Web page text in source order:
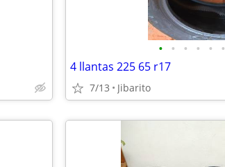
• • • • • •
4 llantas 225 65 r17
7/13 Jibarito